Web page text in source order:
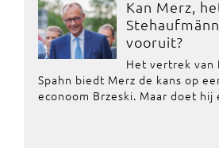
Kan Merz,
vooruit?
Het vertrek
Spahn biedt Merz de kans op
econoom Brzeski. Maar doet hij